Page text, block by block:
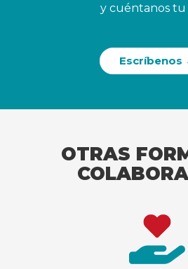
y cuéntanos tu
Escríbenos
OTRAS